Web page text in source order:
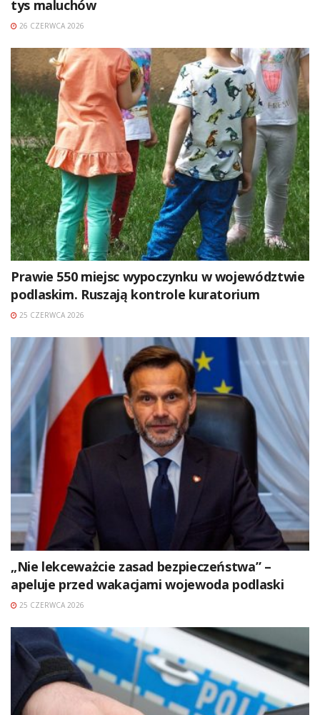
tys maluchów
26 CZERWCA 2026
Prawie 550 miejsc wypoczynku w województwie
podlaskim. Ruszają kontrole kuratorium
25 CZERWCA 2026
„Nie lekceważcie zasad bezpieczeństwa” –
apeluje przed wakacjami wojewoda podlaski
25 CZERWCA 2026